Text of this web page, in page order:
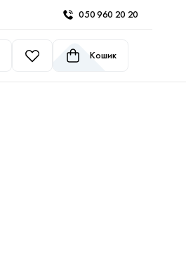
050 960 20 20
Кошик